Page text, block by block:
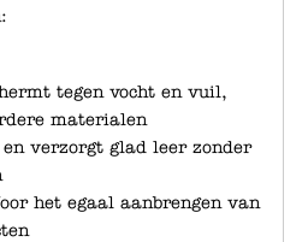
tegen vocht en vuil,
materialen
en verzorgt glad leer zonder
het egaal aanbrengen van